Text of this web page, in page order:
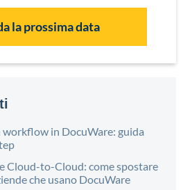
la prossima data
workflow in DocuWare: guida
Cloud-to-Cloud: come spostare
che usano DocuWare